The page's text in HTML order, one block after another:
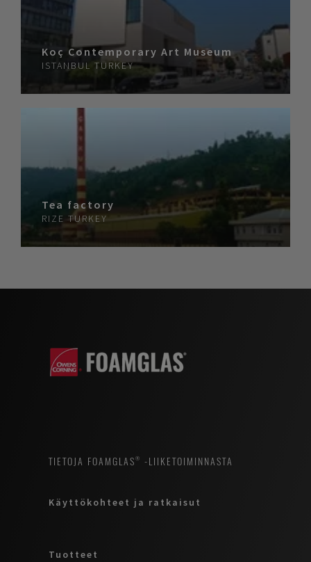
Koç Contemporary Art Museum
ISTANBUL TURKEY
Tea factory
RIZE TURKEY
TIETOJA FOAMGLAS® -LIIKETOIMINNASTA
Käyttökohteet ja ratkaisut
Tuotteet